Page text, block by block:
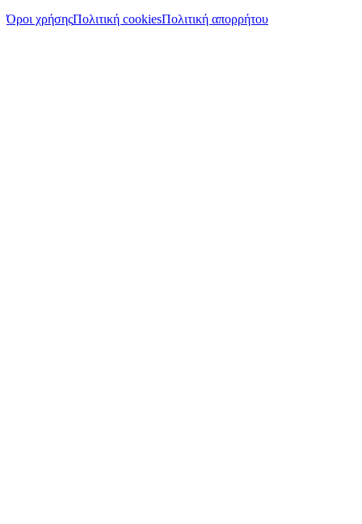
Όροι χρήσηςΠολιτική cookiesΠολιτική απορρήτου